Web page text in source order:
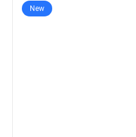
New